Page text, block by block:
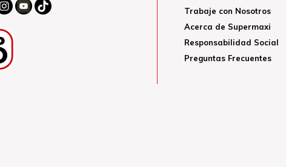
Trabaje con Nosotros
Acerca de Supermaxi
Responsabilidad Social
Preguntas Frecuentes